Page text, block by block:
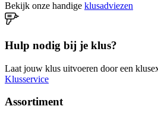
Bekijk onze handige klusadviezen
Hulp nodig bij je klus?
Laat jouw klus uitvoeren door een
Klusservice
Assortiment